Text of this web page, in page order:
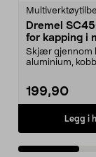
Dremel
for kapping i
pakning
Skjær gjennom
aluminium,
199,90
Legg i